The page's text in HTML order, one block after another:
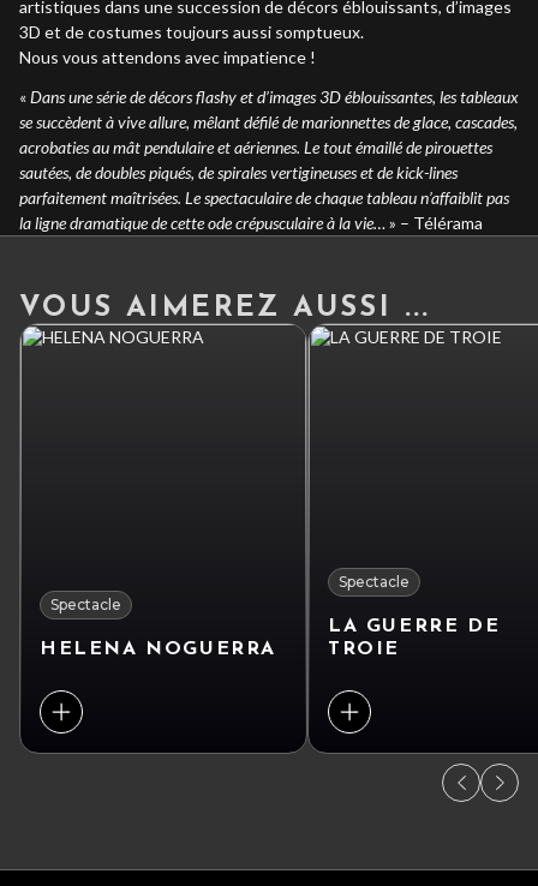
artistiques dans une succession de décors éblouissants, d’images
3D et de costumes toujours aussi somptueux.
Nous vous attendons avec impatience !
«Dans une série de décors flashy et d’images 3D éblouissantes, les tableaux
se succèdent à vive allure, mêlant défilé de marionnettes de glace, cascades,
acrobaties au mât pendulaire et aériennes. Le tout émaillé de pirouettes
sautées, de doubles piqués, de spirales vertigineuses et de kick-lines
parfaitement maîtrisées. Le spectaculaire de chaque tableau n’affaiblit pas
la ligne dramatique de cette ode crépusculaire à la vie… » – Télérama
VOUS AIMEREZ AUSSI ...
Spectacle
HELENA NOGUERRA
Spectacle
LA GUERRE DE
TROIE